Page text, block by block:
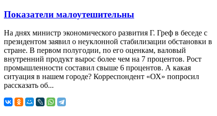
Показатели малоутешительны
На днях министр экономического развития Г. Греф в беседе с
президентом заявил о неуклонной стабилизации обстановки в
стране. В первом полугодии, по его оценкам, валовый
внутренний продукт вырос более чем на 7 процентов. Рост
промышленности составил свыше 6 процентов. А какая
ситуация в нашем городе? Корреспондент «ОХ» попросил
рассказать об...